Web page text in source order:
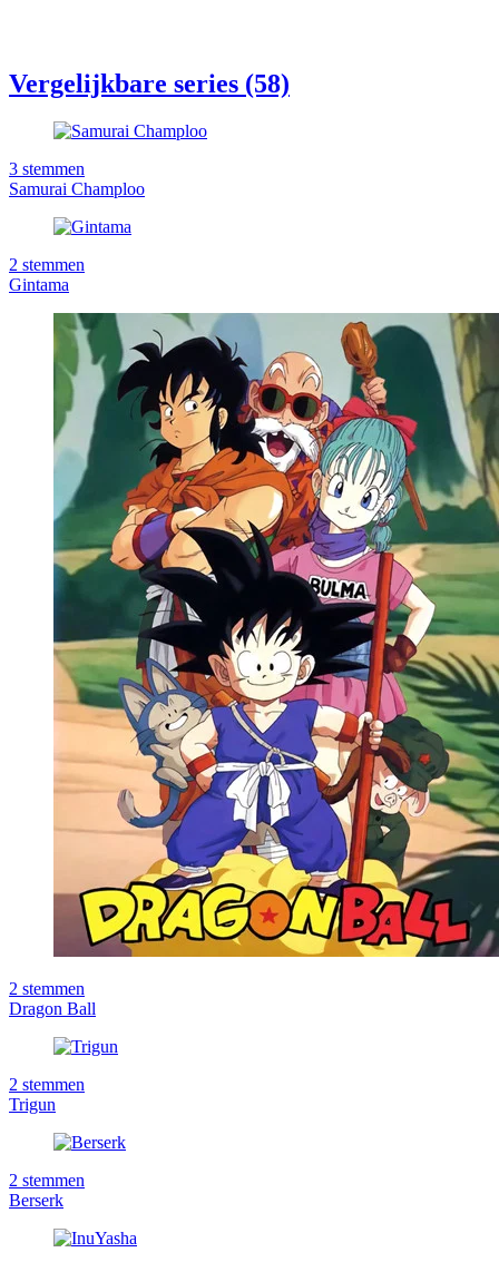
Vergelijkbare series (58)
3 stemmen
Samurai Champloo
2 stemmen
Gintama
2 stemmen
Dragon Ball
2 stemmen
Trigun
2 stemmen
Berserk